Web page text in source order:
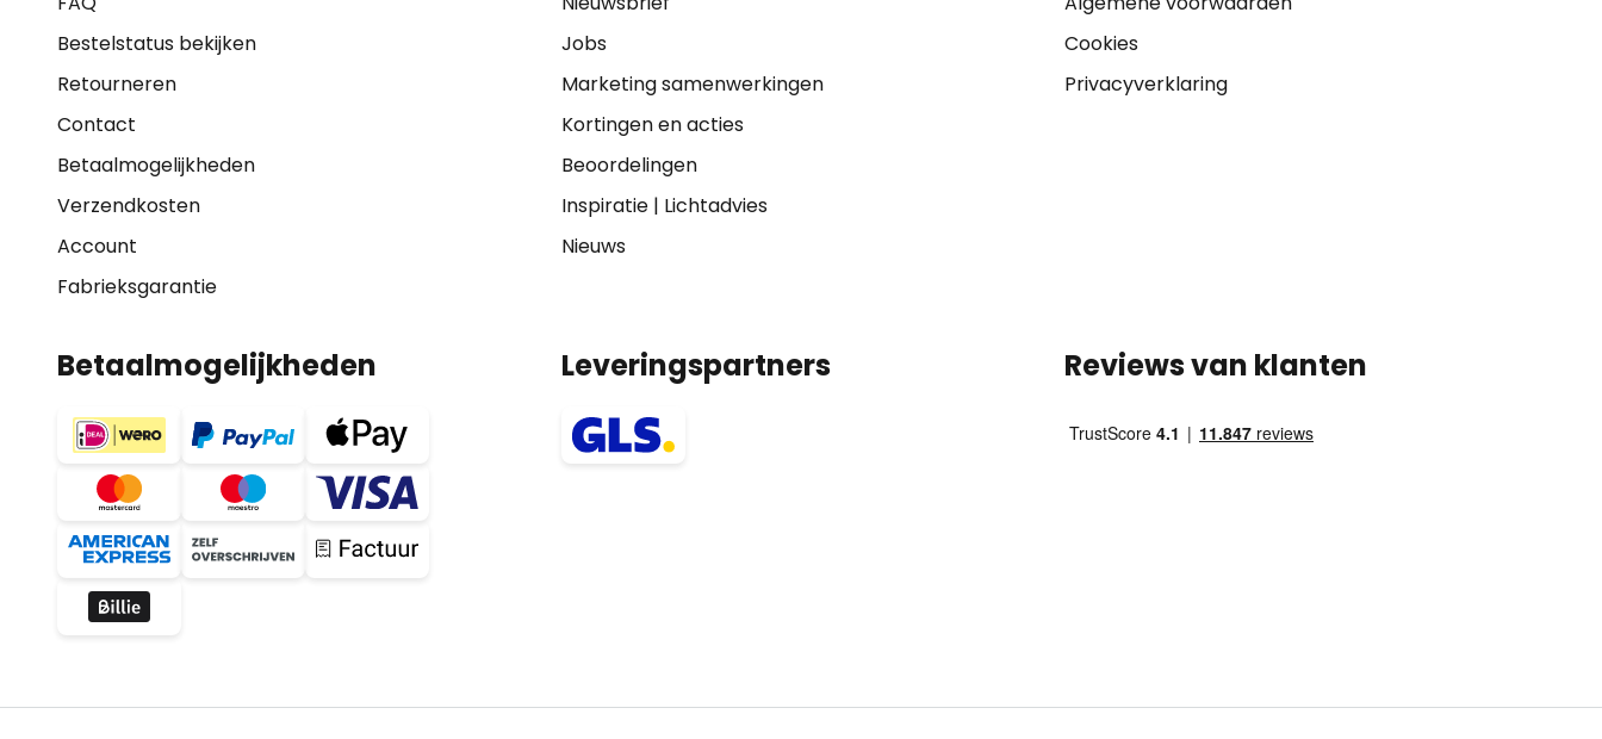
Bestelstatus bekijken
Retourneren
Contact
Betaalmogelijkheden
Verzendkosten
Account
Fabrieksgarantie
Jobs
Marketing samenwerkingen
Kortingen en acties
Beoordelingen
Inspiratie| Lichtadvies
Nieuws
Cookies
Privacyverklaring
Betaalmogelijkheden Leveringspartners Reviews van klanten